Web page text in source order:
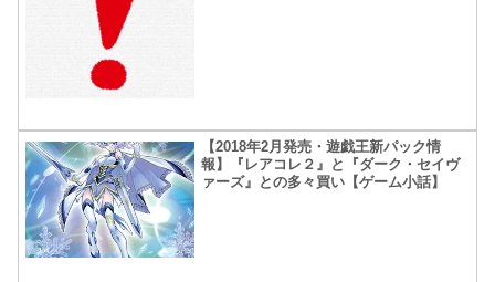
【2018年2月発売・遊戯王新パック情
報】『レアコレ２』と『ダーク・セイヴ
ァーズ』との多々買い【ゲーム小話】